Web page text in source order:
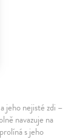
jeho nejisté zdi –
navazuje na
s jeho